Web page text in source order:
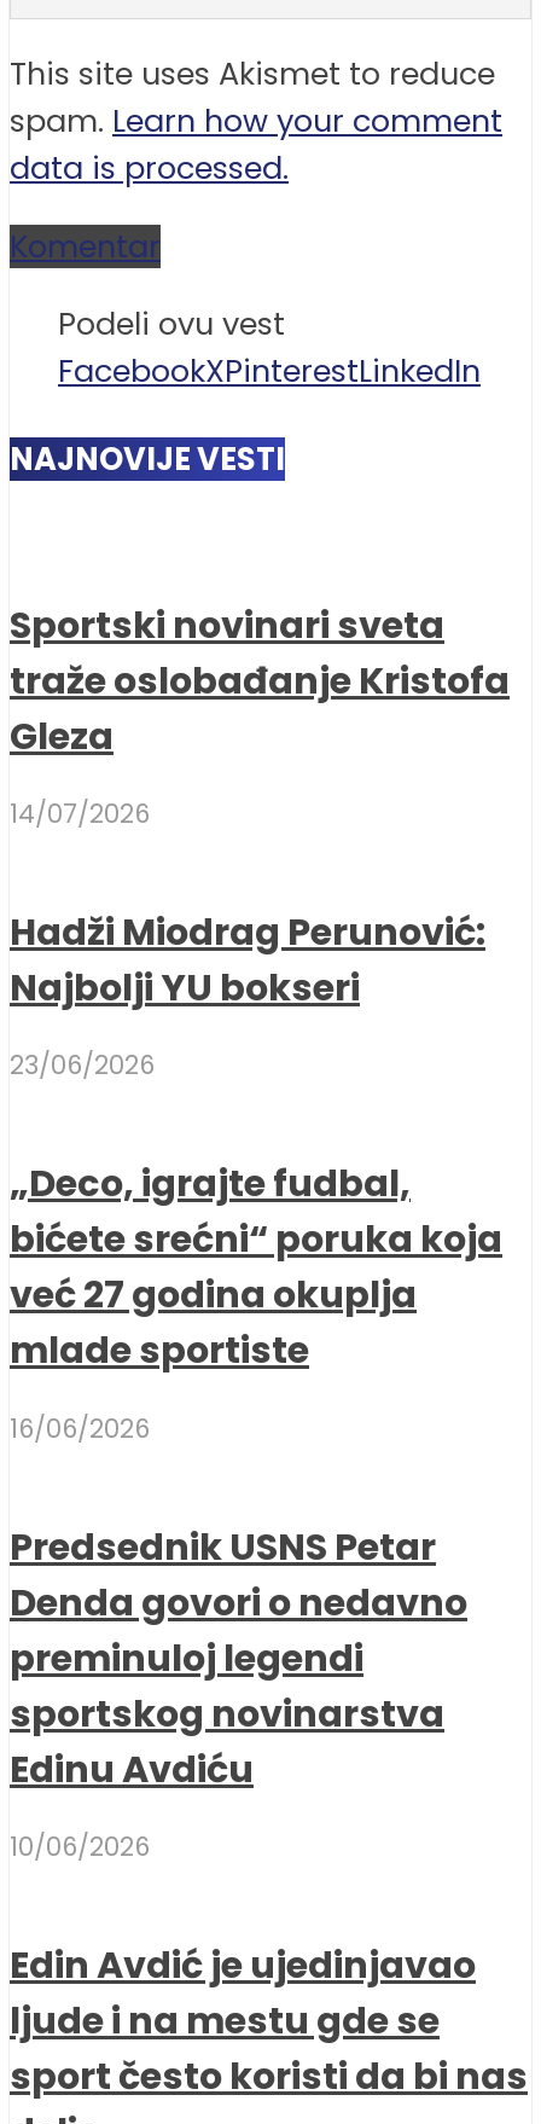
This site uses Akismet to reduce
spam. Learn how your comment
data is processed.
Komentar
Podeli ovu vest
FacebookXPinterestLinkedIn
NAJNOVIJE VESTI
Sportski novinari sveta
traže oslobađanje Kristofa
Gleza
14/07/2026
Hadži Miodrag Perunović:
Najbolji YU bokseri
23/06/2026
„Deco, igrajte fudbal,
bićete srećni“ poruka koja
već 27 godina okuplja
mlade sportiste
16/06/2026
Predsednik USNS Petar
Denda govori o nedavno
preminuloj legendi
sportskog novinarstva
Edinu Avdiću
10/06/2026
Edin Avdić je ujedinjavao
ljude i na mestu gde se
sport često koristi da bi nas